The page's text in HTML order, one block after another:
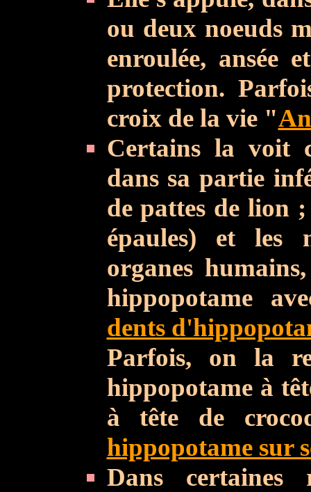
ou deux noeuds
enroulée, ansée
protection.
croix de la vie "
Certains la voit
dans sa partie
de pattes de lion
épaules) et les
organes
hippopotame
dents
Parfois, on la
hippopotame à
à tête de
hippopotame sur
Dans certaines